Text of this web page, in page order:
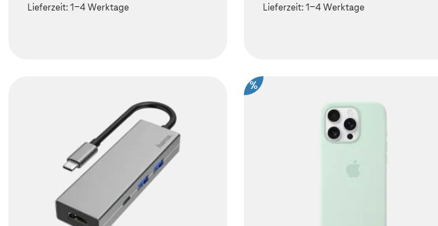
Lieferzeit:1-4 Werktage Lieferzeit:1-4 Werktage
%